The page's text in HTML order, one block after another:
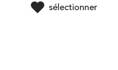
sélectionner